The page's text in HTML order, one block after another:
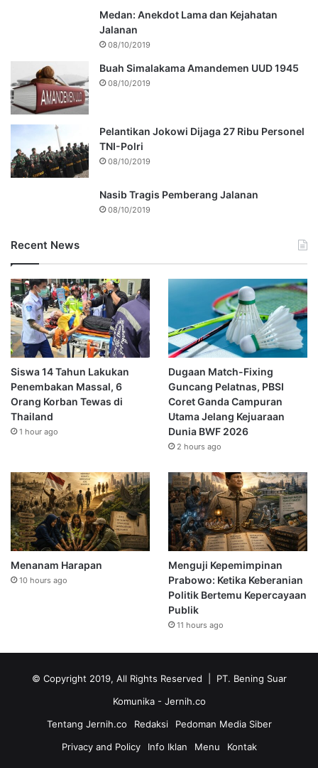
Medan: Anekdot Lama dan Kejahatan
Jalanan
08/10/2019
Buah Simalakama Amandemen UUD 1945
08/10/2019
Pelantikan Jokowi Dijaga 27 Ribu Personel
TNI-Polri
08/10/2019
Nasib Tragis Pemberang Jalanan
08/10/2019
Recent News
Siswa 14 Tahun Lakukan
Penembakan Massal, 6
Orang Korban Tewas di
Thailand
1 hour ago
Dugaan Match-Fixing
Guncang Pelatnas, PBSI
Coret Ganda Campuran
Utama Jelang Kejuaraan
Dunia BWF 2026
2 hours ago
Menanam Harapan
10 hours ago
Menguji Kepemimpinan
Prabowo: Ketika Keberanian
Politik Bertemu Kepercayaan
Publik
11 hours ago
© Copyright 2019, All Rights Reserved | PT. Bening Suar
Komunika - Jernih.co
Tentang Jernih.co
Redaksi
Pedoman Media Siber
Privacy and Policy
Info Iklan Menu Kontak